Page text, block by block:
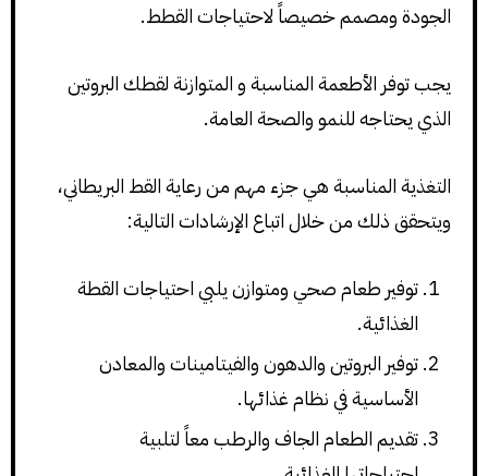
الجودة ومصمم خصيصاً لاحتياجات القطط.
يجب توفر الأطعمة المناسبة و المتوازنة لقطك البروتين
الذي يحتاجه للنمو والصحة العامة.
التغذية المناسبة هي جزء مهم من رعاية القط البريطاني،
ويتحقق ذلك من خلال اتباع الإرشادات التالية:
توفير طعام صحي ومتوازن يلبي احتياجات القطة
الغذائية.
توفير البروتين والدهون والفيتامينات والمعادن
الأساسية في نظام غذائها.
تقديم الطعام الجاف والرطب معاً لتلبية